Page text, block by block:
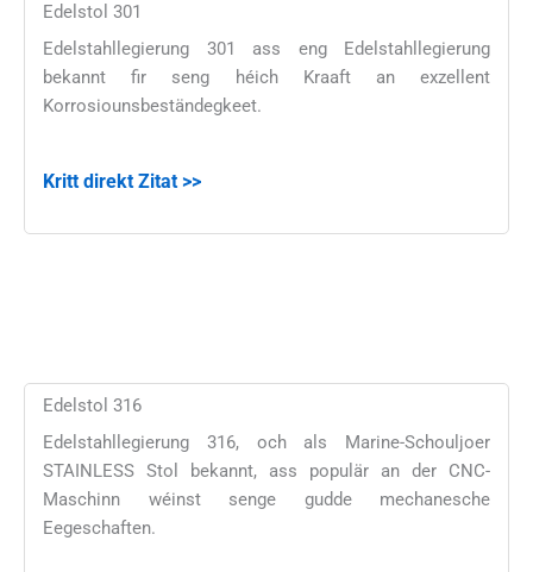
Edelstol 301
Edelstahllegierung 301 ass eng Edelstahllegierung
bekannt fir seng héich Kraaft an exzellent
Korrosiounsbeständegkeet.
Kritt direkt Zitat >>
Edelstol 316
Edelstahllegierung 316, och als Marine-Schouljoer
STAINLESS Stol bekannt, ass populär an der CNC-
Maschinn wéinst senge gudde mechanesche
Eegeschaften.